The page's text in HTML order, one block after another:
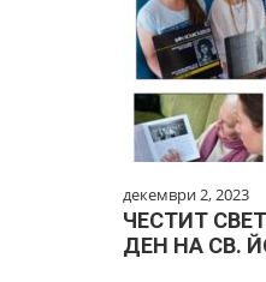
декември 2, 2023
ЧЕСТИТ
ДЕН НА СВ.